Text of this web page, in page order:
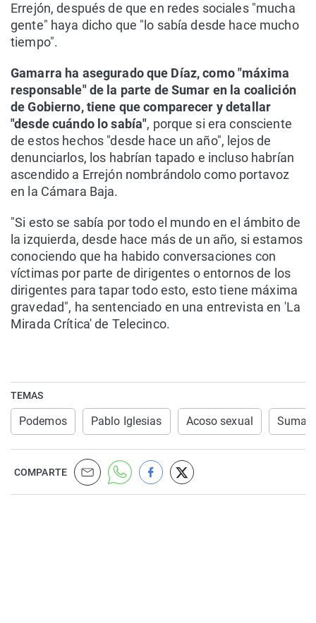
Errejón, después de que en redes sociales "mucha
gente" haya dicho que "lo sabía desde hace mucho
tiempo".
Gamarra ha asegurado que Díaz, como "máxima
responsable" de la parte de Sumar en la coalición
de Gobierno, tiene que comparecer y detallar
"desde cuándo lo sabía", porque si era consciente
de estos hechos "desde hace un año", lejos de
denunciarlos, los habrían tapado e incluso habrían
ascendido a Errejón nombrándolo como portavoz
en la Cámara Baja.
"Si esto se sabía por todo el mundo en el ámbito de
la izquierda, desde hace más de un año, si estamos
conociendo que ha habido conversaciones con
víctimas por parte de dirigentes o entornos de los
dirigentes para tapar todo esto, esto tiene máxima
gravedad", ha sentenciado en una entrevista en 'La
Mirada Crítica' de Telecinco.
TEMAS
Podemos Pablo Iglesias Acoso sexual Sumar
COMPARTE